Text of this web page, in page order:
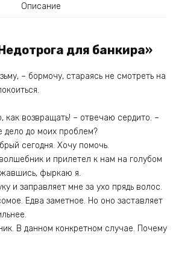
Описание
для банкира»
– бормочу, стараясь не смотреть на
как возвращать! – отвечаю сердито. –
дело до моих проблем?
сегодня. Хочу помочь.
и прилетел к нам на голубом
фыркаю я.
и заправляет мне за ухо прядь волос.
Едва заметное. Но оно заставляет
В данном конкретном случае. Почему